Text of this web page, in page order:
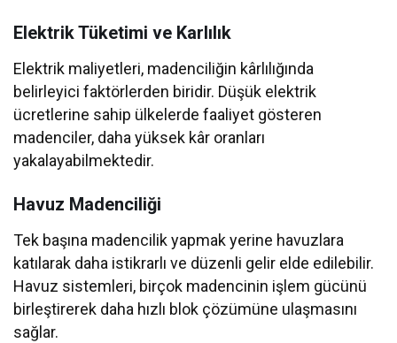
Elektrik Tüketimi ve Karlılık
Elektrik maliyetleri, madenciliğin kârlılığında
belirleyici faktörlerden biridir. Düşük elektrik
ücretlerine sahip ülkelerde faaliyet gösteren
madenciler, daha yüksek kâr oranları
yakalayabilmektedir.
Havuz Madenciliği
Tek başına madencilik yapmak yerine havuzlara
katılarak daha istikrarlı ve düzenli gelir elde edilebilir.
Havuz sistemleri, birçok madencinin işlem gücünü
birleştirerek daha hızlı blok çözümüne ulaşmasını
sağlar.